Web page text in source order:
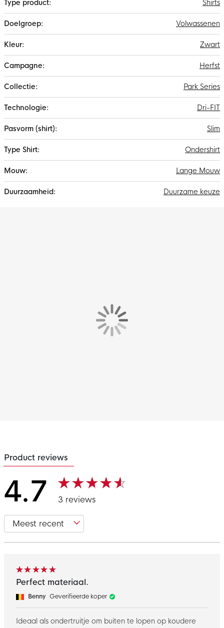
Shirts
Volwassenen
Zwart
Herfst
Park Series
Dri-FIT
Slim
Ondershirt
Lange Mouw
Duurzame keuze
Product reviews
4.7 3 reviews
Perfect materiaal.
Benny Geverifieerde koper
Ideaal als ondertruitje om buiten te lopen op koudere